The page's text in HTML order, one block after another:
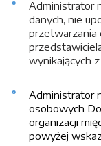
Administrator
danych, nie
przetwarzania
wynikających
Administrator
osobowych
organizacji
powyżej